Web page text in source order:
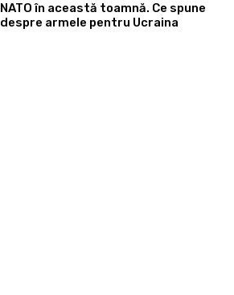
NATO în această toamnă. Ce spune
despre armele pentru Ucraina